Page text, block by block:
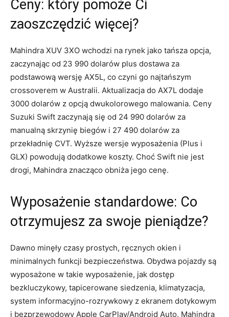
Ceny: który pomoże Ci
zaoszczędzić więcej?
Mahindra XUV 3XO wchodzi na rynek jako tańsza opcja,
zaczynając od 23 990 dolarów plus dostawa za
podstawową wersję AX5L, co czyni go najtańszym
crossoverem w Australii. Aktualizacja do AX7L dodaje
3000 dolarów z opcją dwukolorowego malowania. Ceny
Suzuki Swift zaczynają się od 24 990 dolarów za
manualną skrzynię biegów i 27 490 dolarów za
przekładnię CVT. Wyższe wersje wyposażenia (Plus i
GLX) powodują dodatkowe koszty. Choć Swift nie jest
drogi, Mahindra znacząco obniża jego cenę.
Wyposażenie standardowe: Co
otrzymujesz za swoje pieniądze?
Dawno minęły czasy prostych, ręcznych okien i
minimalnych funkcji bezpieczeństwa. Obydwa pojazdy są
wyposażone w takie wyposażenie, jak dostęp
bezkluczykowy, tapicerowane siedzenia, klimatyzacja,
system informacyjno-rozrywkowy z ekranem dotykowym
i bezprzewodowy Apple CarPlay/Android Auto. Mahindra